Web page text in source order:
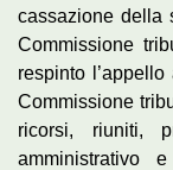
cassazione della
Commissione
respinto
Commissione
ricorsi, riuniti,
amministrativo